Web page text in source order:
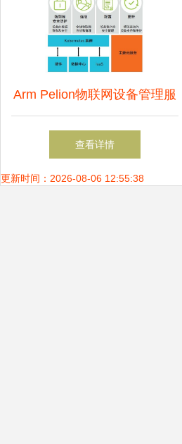
Arm Pelion物联网设备管理服
务 助力智能电表制造商实现
大规模家庭部署的基石
查看详情
更新时间：2026-08-06 12:55:38